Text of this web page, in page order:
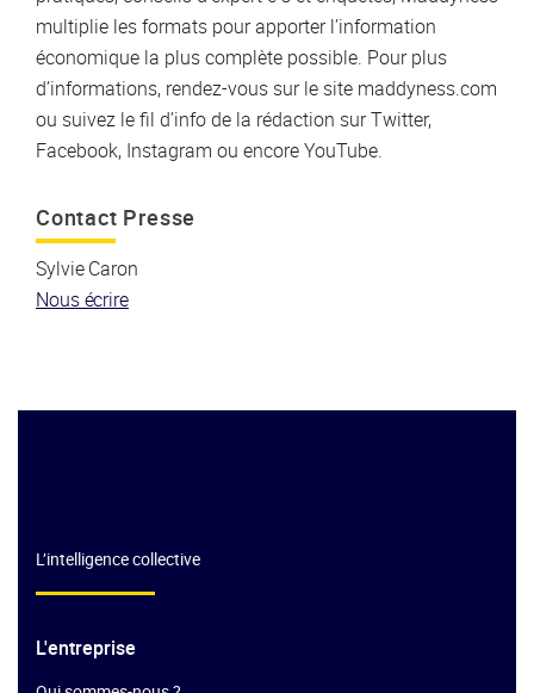
multiplie les formats pour apporter l’information
économique la plus complète possible. Pour plus
d’informations, rendez-vous sur le site maddyness.com
ou suivez le fil d’info de la rédaction sur Twitter,
Facebook, Instagram ou encore YouTube.
Contact Presse
Sylvie Caron
Nous écrire
L’intelligence collective
L'entreprise